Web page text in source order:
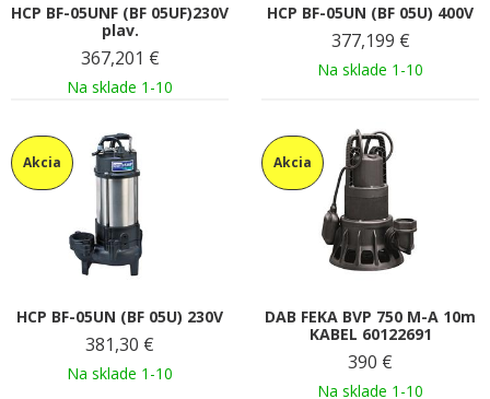
HCP BF-05UNF (BF 05UF)230V
plav.
367,201 €
Na sklade 1-10
HCP BF-05UN (BF 05U) 400V
377,199 €
Na sklade 1-10
Akcia
HCP BF-05UN (BF 05U) 230V
381,30 €
Na sklade 1-10
Akcia
DAB FEKA BVP 750 M-A 10m
KABEL 60122691
390 €
Na sklade 1-10